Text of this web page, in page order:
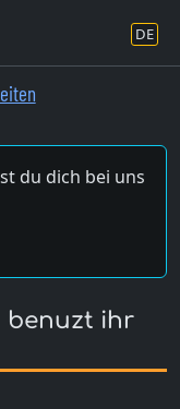
DE
du dich bei uns
benuzt ihr